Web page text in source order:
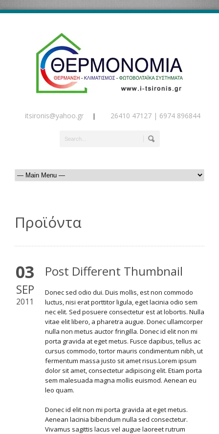
itsironis@yahoo.gr | 26410 47127 | 6974 896844
Προϊόντα
03
SEP
2011
Post Different Thumbnail
Donec sed odio dui. Duis mollis, est non commodo
luctus, nisi erat porttitor ligula, eget lacinia odio sem
nec elit. Sed posuere consectetur est at lobortis. Nulla
vitae elit libero, a pharetra augue. Donec ullamcorper
nulla non metus auctor fringilla. Donec id elit non mi
porta gravida at eget metus. Fusce dapibus, tellus ac
cursus commodo, tortor mauris condimentum nibh, ut
fermentum massa justo sit amet risus.Lorem ipsum
dolor sit amet, consectetur adipiscing elit. Etiam porta
sem malesuada magna mollis euismod. Aenean eu
leo quam.
Donec id elit non mi porta gravida at eget metus.
Aenean lacinia bibendum nulla sed consectetur.
Vivamus sagittis lacus vel augue laoreet rutrum